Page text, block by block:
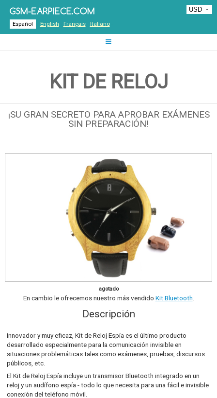
Español · English · Français· Italiano·
KIT DE RELOJ
¡SU GRAN SECRETO PARA APROBAR EXÁMENES
SIN PREPARACIÓN!
agotado
En cambio le ofrecemos nuestro más vendido Kit Bluetooth.
Descripción
Innovador y muy eficaz, Kit de Reloj Espía es el último producto
desarrollado especialmente para la comunicación invisible en
situaciones problemáticas tales como exámenes, pruebas, discursos
públicos, etc.
El Kit de Reloj Espía incluye un transmisor Bluetooth integrado en un
reloj y un audífono espía - todo lo que necesita para una fácil e invisible
conexión del teléfono móvil.